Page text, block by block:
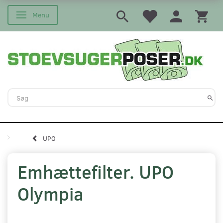
Skifte navigation
Menu
UPO
Emhættefilter. UPO
Olympia